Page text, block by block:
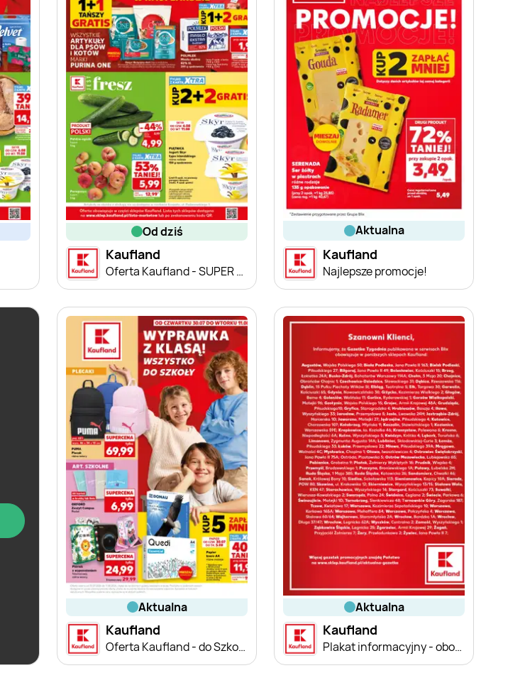
od dziś
Kaufland
Oferta Kaufland - SUPER SOBOTA
aktualna
Kaufland
Najlepsze promocje!
aktualna
Kaufland
Oferta Kaufland - do Szkoły!
aktualna
Kaufland
Plakat informacyjny - obowiązywanie gazetek